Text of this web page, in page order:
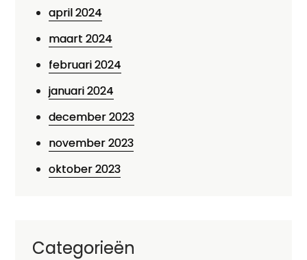
april 2024
maart 2024
februari 2024
januari 2024
december 2023
november 2023
oktober 2023
Categorieën